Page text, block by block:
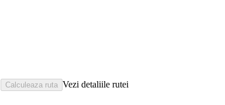
Vezi detaliile rutei